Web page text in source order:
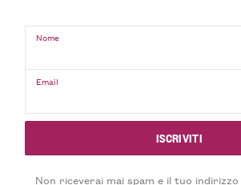
Nome
Email
Non riceverai mai spam e il tuo